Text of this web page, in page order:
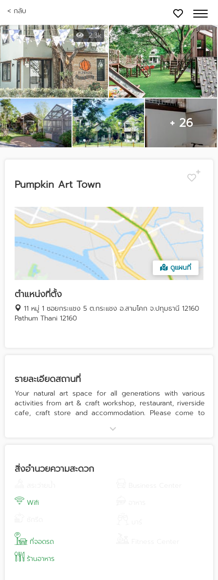
< กลับ
2.3k
+ 26
Pumpkin Art Town
ดูแผนที่
ตำแหน่งที่ตั้ง
11 หมู่ 1 ซอยกระแชง 5 ต.กระแชง อ.สามโคก จ.ปทุมธานี 12160
Pathum Thani 12160
รายละเอียดสถานที่
Your natural art space for all generations with various
activities from art & craft workshop, restaurant, riverside
cafe, craft store and accommodation. Please come to
สิ่งอำนวยความสะดวก
Wifi
ที่จอดรถ
ร้านอาหาร